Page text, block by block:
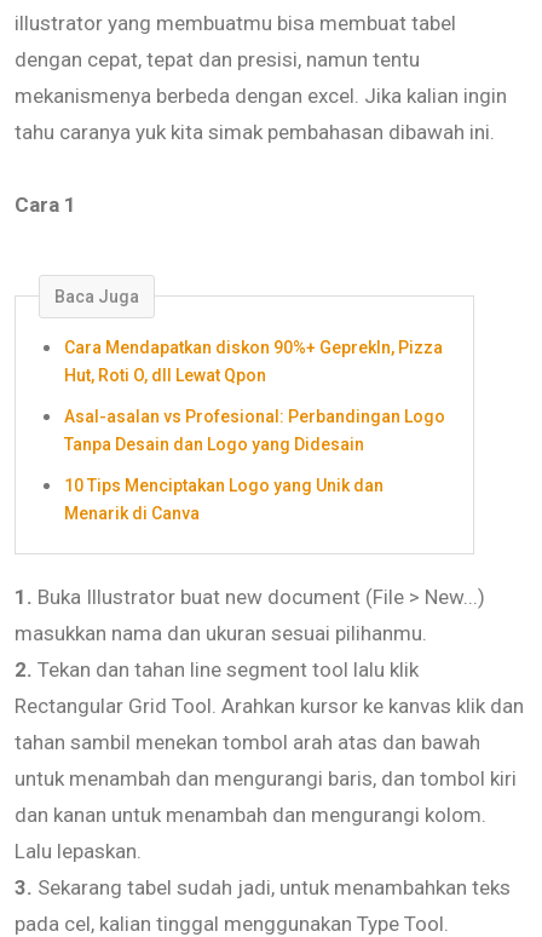
illustrator yang membuatmu bisa membuat tabel
dengan cepat, tepat dan presisi, namun tentu
mekanismenya berbeda dengan excel. Jika kalian ingin
tahu caranya yuk kita simak pembahasan dibawah ini.
Cara 1
Baca Juga
Cara Mendapatkan diskon 90%+ GeprekIn, Pizza
Hut, Roti O, dll Lewat Qpon
Asal-asalan vs Profesional: Perbandingan Logo
Tanpa Desain dan Logo yang Didesain
10 Tips Menciptakan Logo yang Unik dan
Menarik di Canva
1. Buka Illustrator buat new document (File > New...)
masukkan nama dan ukuran sesuai pilihanmu.
2. Tekan dan tahan line segment tool lalu klik
Rectangular Grid Tool. Arahkan kursor ke kanvas klik dan
tahan sambil menekan tombol arah atas dan bawah
untuk menambah dan mengurangi baris, dan tombol kiri
dan kanan untuk menambah dan mengurangi kolom.
Lalu lepaskan.
3. Sekarang tabel sudah jadi, untuk menambahkan teks
pada cel, kalian tinggal menggunakan Type Tool.